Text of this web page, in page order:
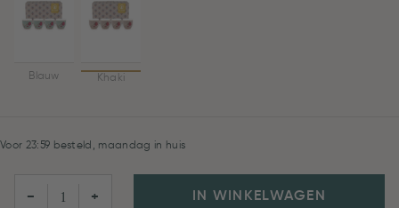
Blauw Khaki
Voor 23:59 besteld, maandag in huis
− + IN WINKELWAGEN